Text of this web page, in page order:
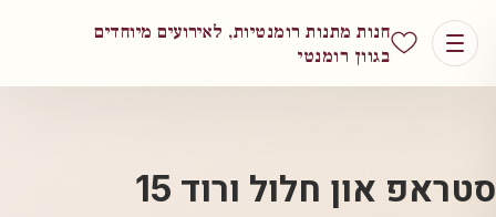
חנות מתנות רומנטיות, לאירועים מיוחדים
בגוון רומנטי
סטראפ און חלול ורוד 15